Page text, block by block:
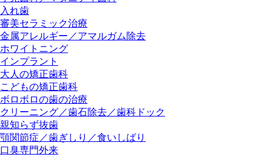
入れ歯
審美セラミック治療
金属アレルギー／アマルガム除去
ホワイトニング
インプラント
大人の矯正歯科
こどもの矯正歯科
ボロボロの歯の治療
クリーニング／歯石除去／歯科ドック
親知らず抜歯
顎関節症／歯ぎしり／食いしばり
口臭専門外来